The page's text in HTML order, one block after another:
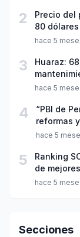
2
Precio del
80
hace 5
3
Huaraz:
año
hace 5
4
“PBI de
reformas
hace 5
5
Ranking
de
hace 5
Secciones